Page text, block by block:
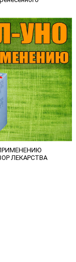
ЛЕКАРСТВА